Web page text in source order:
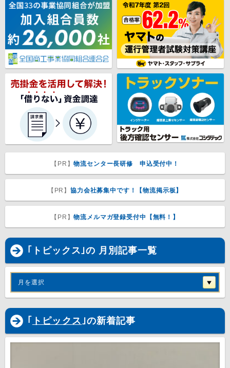
【PR】物流センター長研修 申込受付中！
【PR】協力会社募集中です！【物流掲示板】
【PR】物流メルマガ登録受付中【無料！】
｢トピックス｣の 月別記事一覧
月を選択
｢ トピックス｣の新着記事